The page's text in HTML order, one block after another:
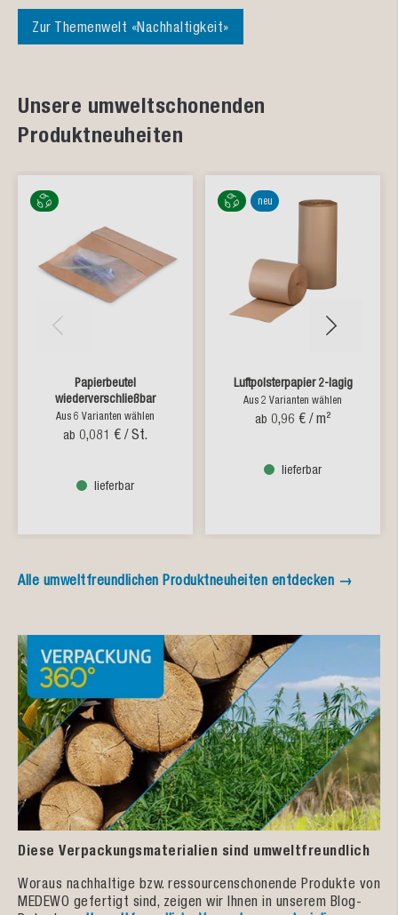
Zur Themenwelt «Nachhaltigkeit»
Unsere umweltschonenden
Produktneuheiten
Papierbeutel
wiederverschließbar
Aus 6 Varianten wählen
ab 0,081 € / St.
lieferbar
neu
Luftpolsterpapier 2-lagig
Aus 2 Varianten wählen
ab 0,96 € / m²
lieferbar
Alle umweltfreundlichen Produktneuheiten entdecken →
Diese Verpackungsmaterialien sind umweltfreundlich
Woraus nachhaltige bzw. ressourcenschonende Produkte von
MEDEWO gefertigt sind, zeigen wir Ihnen in unserem Blog-